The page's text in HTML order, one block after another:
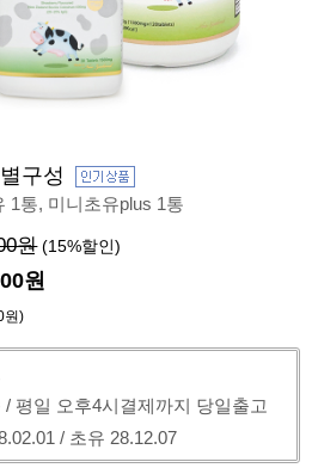
구성
1통, 미니초유plus 1통
원 (15%할인)
원
원)
/ 평일 오후4시결제까지 당일출고
/ 초유 28.12.07